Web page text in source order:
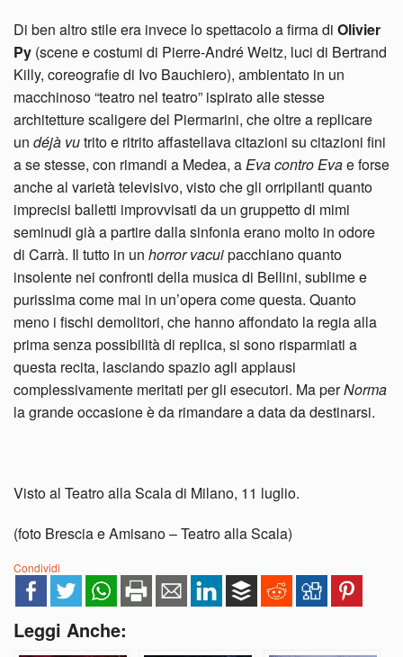
Di ben altro stile era invece lo spettacolo a firma di Olivier
Py (scene e costumi di Pierre-André Weitz, luci di Bertrand
Killy, coreografie di Ivo Bauchiero), ambientato in un
macchinoso “teatro nel teatro” ispirato alle stesse
architetture scaligere del Piermarini, che oltre a replicare
un déjà vutrito e ritrito affastellava citazioni su citazioni fini
a se stesse, con rimandi a Medea, a Eva contro Evae forse
anche al varietà televisivo, visto che gli orripilanti quanto
imprecisi balletti improvvisati da un gruppetto di mimi
seminudi già a partire dalla sinfonia erano molto in odore
di Carrà. Il tutto in un horror vacuipacchiano quanto
insolente nei confronti della musica di Bellini, sublime e
purissima come mai in un’opera come questa. Quanto
meno i fischi demolitori, che hanno affondato la regia alla
prima senza possibilità di replica, si sono risparmiati a
questa recita, lasciando spazio agli applausi
complessivamente meritati per gli esecutori. Ma perNorma
la grande occasione è da rimandare a data da destinarsi.
Visto al Teatro alla Scala di Milano, 11 luglio.
(foto Brescia e Amisano – Teatro alla Scala)
Condividi
Leggi Anche: